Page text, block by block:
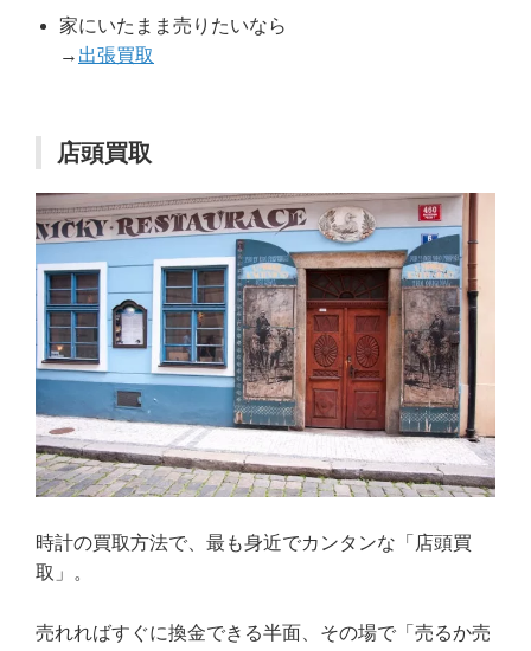
家にいたまま売りたいなら
→ 出張買取
店頭買取
時計の買取方法で、最も身近でカンタンな「店頭買
取」。
売れればすぐに換金できる半面、その場で「売るか売